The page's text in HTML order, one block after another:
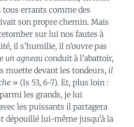
tous errants comme des
son propre chemin. Mais
sur lui nos fautes à
il s’humilie, il n’ouvre pas
un agneau conduit à l’abattoir,
muette devant les tondeurs, il
» (Is 53, 6-7). Et, plus loin :
les grands, je lui
les puissants il partagera
dépouillé lui-même jusqu’à la